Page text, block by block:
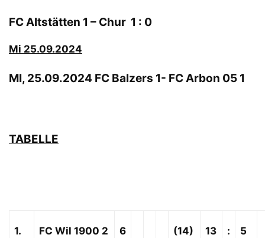
FC Altstätten 1 – Chur 1 : 0
Mi 25.09.2024
MI, 25.09.2024 FC Balzers 1- FC Arbon 05 1
TABELLE
1. FC Wil 1900 2 6 (14) 13 : 5